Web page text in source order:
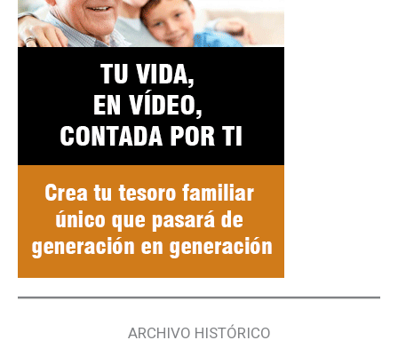
ARCHIVO HISTÓRICO